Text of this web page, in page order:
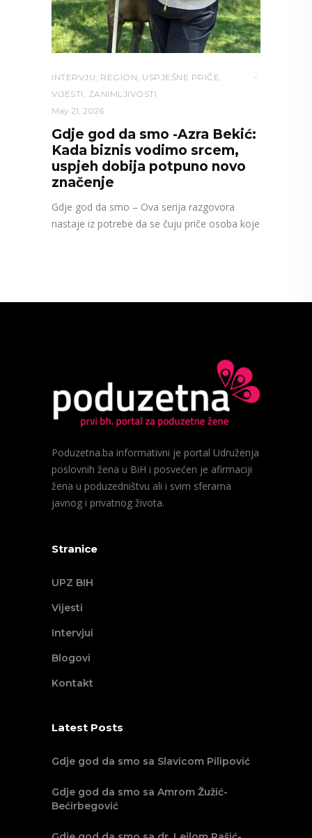
INTERVJU REGION USPJEŠNE PRIČE
VIJESTI
ZANIMLJIVOSTI
May 21, 2026
Gdje god da smo -Azra Bekić:
Kada biznis vodimo srcem,
uspjeh dobija potpuno novo
značenje
Gdje god da smo – Ova serija razgovora
nastaje iz potrebe da se čuju priče osoba koje
Poduzetna.ba informativni je portal Udruženja
poslovnih žena u BiH i posvećen je afirmaciji
žena u poduzedništvu ali i svim sferama
javnog i privatnog života.
Stranice
UPZ BIH
Vijesti
Intervjui
Blogovi
Kontakt
Latest Posts
Gdje god da smo sa Slavicom Pilipović
Gdje god da smo sa Amrom Žužić-
Bećirbegović